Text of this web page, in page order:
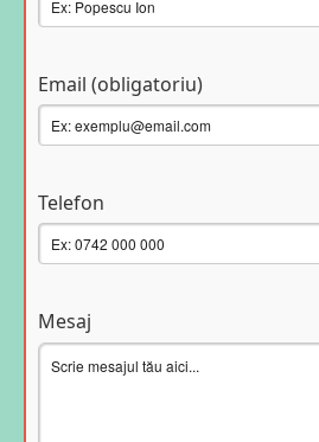
Email (obligatoriu)
Telefon
Mesaj